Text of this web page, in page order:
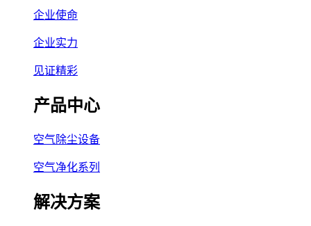
企业使命
企业实力
见证精彩
产品中心
空气除尘设备
空气净化系列
解决方案